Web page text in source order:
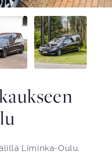
Liminka-Oulu.